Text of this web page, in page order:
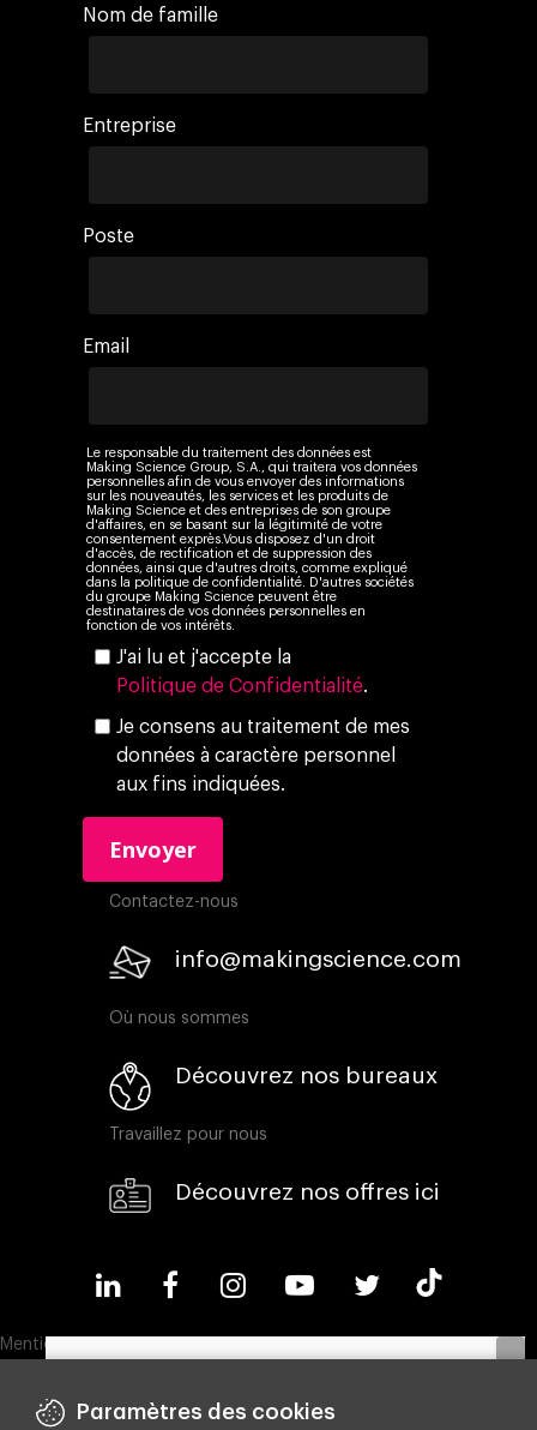
Nom de famille
Entreprise
Poste
Email
Le responsable du traitement des données est
Making Science Group, S.A., qui traitera vos données
personnelles afin de vous envoyer des informations
sur les nouveautés, les services et les produits de
Making Science et des entreprises de son groupe
d'affaires, en se basant sur la légitimité de votre
consentement exprès.Vous disposez d'un droit
d'accès, de rectification et de suppression des
données, ainsi que d'autres droits, comme expliqué
dans la politique de confidentialité. D'autres sociétés
du groupe Making Science peuvent être
destinataires de vos données personnelles en
fonction de vos intérêts.
J'ai lu et j'accepte la
Politique de Confidentialité.
Je consens au traitement de mes
données à caractère personnel
aux fins indiquées.
Contactez-nous
info@makingscience.com
Où nous sommes
Découvrez nos bureaux
Travaillez pour nous
Découvrez nos offres ici
Mentions légales
Paramètres des cookies